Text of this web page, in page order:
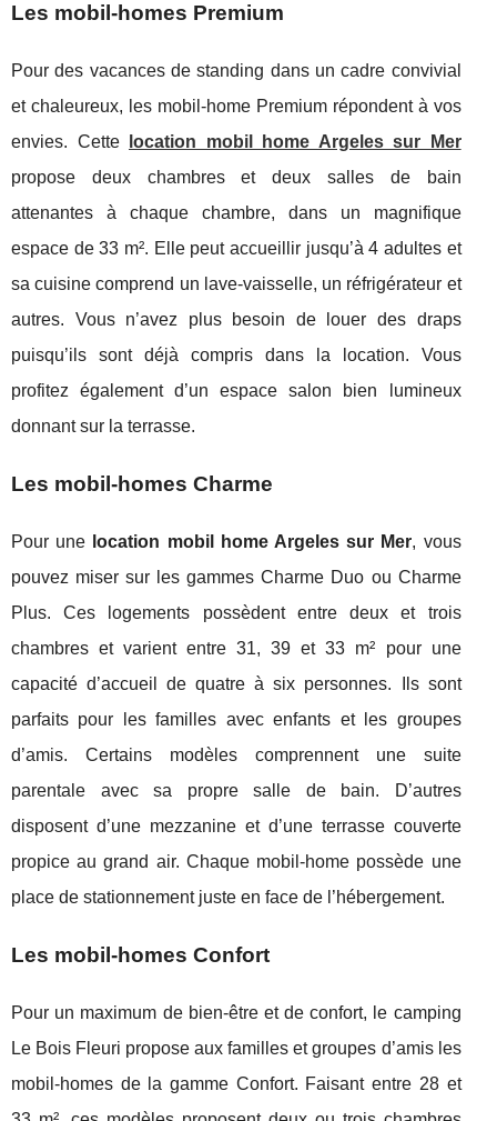
Les mobil-homes Premium
Pour des vacances de standing dans un cadre convivial
et chaleureux, les mobil-home Premium répondent à vos
envies. Cette
location mobil home Argeles sur Mer
propose deux chambres et deux salles de bain
attenantes à chaque chambre, dans un magnifique
espace de 33 m². Elle peut accueillir jusqu’à 4 adultes et
sa cuisine comprend un lave-vaisselle, un réfrigérateur et
autres. Vous n’avez plus besoin de louer des draps
puisqu’ils sont déjà compris dans la location. Vous
profitez également d’un espace salon bien lumineux
donnant sur la terrasse.
Les mobil-homes Charme
Pour une location mobil home Argeles sur Mer, vous
pouvez miser sur les gammes Charme Duo ou Charme
Plus. Ces logements possèdent entre deux et trois
chambres et varient entre 31, 39 et 33 m² pour une
capacité d’accueil de quatre à six personnes. Ils sont
parfaits pour les familles avec enfants et les groupes
d’amis. Certains modèles comprennent une suite
parentale avec sa propre salle de bain. D’autres
disposent d’une mezzanine et d’une terrasse couverte
propice au grand air. Chaque mobil-home possède une
place de stationnement juste en face de l’hébergement.
Les mobil-homes Confort
Pour un maximum de bien-être et de confort, le camping
Le Bois Fleuri propose aux familles et groupes d’amis les
mobil-homes de la gamme Confort. Faisant entre 28 et